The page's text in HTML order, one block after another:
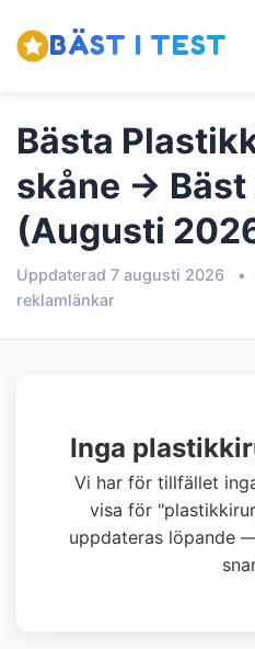
BÄST I TEST
Bästa
skåne → Bäst
(Augusti
Uppdaterad 7 augusti 2026 •
reklamlänkar
Inga
Vi har för tillfället
visa för
uppdateras löpande